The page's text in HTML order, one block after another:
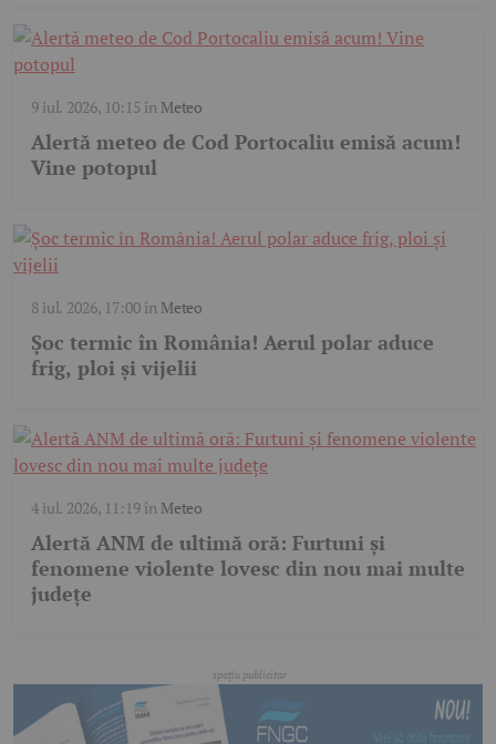
9 iul. 2026, 10:15 în Meteo
Alertă meteo de Cod Portocaliu emisă acum!
Vine potopul
8 iul. 2026, 17:00în Meteo
Șoc termic în România! Aerul polar aduce
frig, ploi și vijelii
4 iul. 2026, 11:19în Meteo
Alertă ANM de ultimă oră: Furtuni și
fenomene violente lovesc din nou mai multe
județe